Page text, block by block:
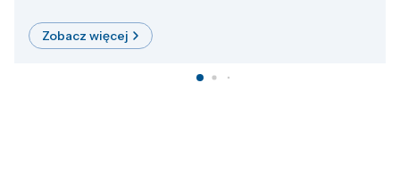
Zobacz więcej